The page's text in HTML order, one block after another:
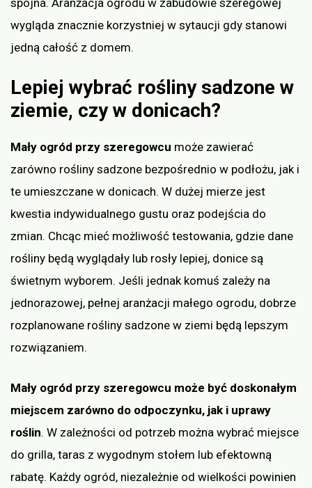
wygląda znacznie korzystniej w sytaucji gdy stanowi
jedną całość z domem.
Lepiej wybrać rośliny sadzone w
ziemie, czy w donicach?
Mały ogród przy szeregowcu może zawierać
zarówno rośliny sadzone bezpośrednio w podłożu, jak i
te umieszczane w donicach. W dużej mierze jest
kwestia indywidualnego gustu oraz podejścia do
zmian. Chcąc mieć możliwość testowania, gdzie dane
rośliny będą wyglądały lub rosły lepiej, donice są
świetnym wyborem. Jeśli jednak komuś zależy na
jednorazowej, pełnej aranżacji małego ogrodu, dobrze
rozplanowane rośliny sadzone w ziemi będą lepszym
rozwiązaniem.
Mały ogród przy szeregowcu może być doskonałym
miejscem zarówno do odpoczynku, jak i uprawy
roślin. W zależności od potrzeb można wybrać miejsce
do grilla, taras z wygodnym stołem lub efektowną
rabatę. Każdy ogród, niezależnie od wielkości powinien